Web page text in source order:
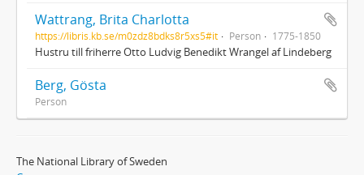
Wattrang, Brita Charlotta
https://libris.kb.se/m0zdz8bdks8r5xs5#it Person 1775-1850
Hustru till friherre Otto Ludvig Benedikt Wrangel af Lindeberg
Berg, Gösta
Person
The National Library of Sweden